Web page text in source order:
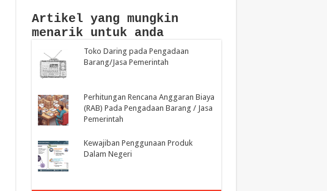
Artikel yang mungkin
menarik untuk anda
Toko Daring pada Pengadaan
Barang/Jasa Pemerintah
Perhitungan Rencana Anggaran Biaya
(RAB) Pada Pengadaan Barang / Jasa
Pemerintah
Kewajiban Penggunaan Produk
Dalam Negeri